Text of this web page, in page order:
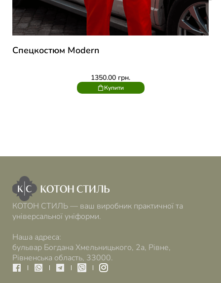
Спецкостюм Modern
1350.00 грн.
Купити
КОТОН СТИЛЬ — ваш виробник практичної та
універсальної уніформи.
Наша адреса:
бульвар Богдана Хмельницького, 2а, Рівне,
Рівненська область, 33000.